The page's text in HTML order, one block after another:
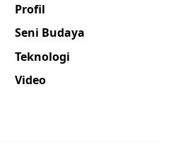
Profil
Seni Budaya
Teknologi
Video